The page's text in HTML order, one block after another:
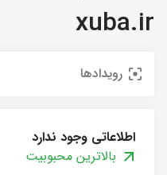
xuba.ir
رویدادها
اطلاعاتی وجود ندارد
بالاترین محبوبیت